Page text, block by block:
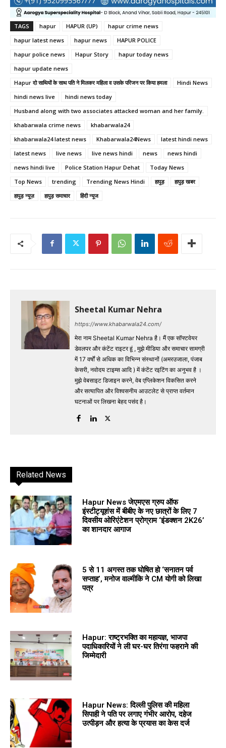
TAGS hapur HAPUR (UP)
hapur crime news
hapur latest news
hapur news
HAPUR POLICE
hapur police news
Hapur Story
hapur today news
hapur update news
Hapur दो साथियों के साथ पति ने मिलकर महिला व उसके परिजन पर किया हमला
Hindi News
hindi news live
hindi news today
Husband along with two associates attacked woman and her family.
khabarwala crime news
khabarwala24
khabarwala24 latest news
Khabarwala24News
latest hindi news
latest news
live news live news hindi news
news hindi
news hindi live
Police Station Hapur Dehat
Today News
Top News
trending Trending News Hindi हापुड़
हापुड़ खबर
हापुड़ न्यूज़
हापुड़ समाचार हिंदी न्यूज
Sheetal Kumar Nehra
https://www.khabarwala24.com/
मेरा नाम Sheetal Kumar Nehra है। मैं एक सॉफ्टवेयर
डेवलपर और कंटेंट राइटर हूं , मुझे मीडिया और समाचार सामग्री
में 17 वर्षों से अधिक का विभिन्न संस्थानों (अमरउजाला, पंजाब
केसरी, नवोदय टाइम्स आदि ) में कंटेंट रइटिंग का अनुभव है ।
मुझे वेबसाइट डिजाइन करने, वेब एप्लिकेशन विकसित करने
और सत्यापित और विश्वसनीय आउटलेट से प्राप्त वर्तमान
घटनाओं पर लिखना बेहद पसंद है।
Related News
Hapur News जेएमएस ग्रुप ऑफ
इंस्टीट्यूशंस में बीबीए के नए छात्रों के लिए 7
दिवसीय ओरिएंटेशन प्रोग्राम ‘इंडक्शन 2K26’
का शानदार आगाज
5 से 11 अगस्त तक घोषित हो ‘सनातन पर्व
सप्ताह’, मनोज वाल्मीकि ने CM योगी को लिखा
पत्र
Hapur: राष्ट्रभक्ति का महायज्ञ, भाजपा
पदाधिकारियों ने ली घर-घर तिरंगा फहराने की
जिम्मेदारी
Hapur News: दिल्ली पुलिस की महिला
सिपाही ने पति पर लगाए गंभीर आरोप, दहेज
उत्पीड़न और हत्या के प्रयास का केस दर्ज